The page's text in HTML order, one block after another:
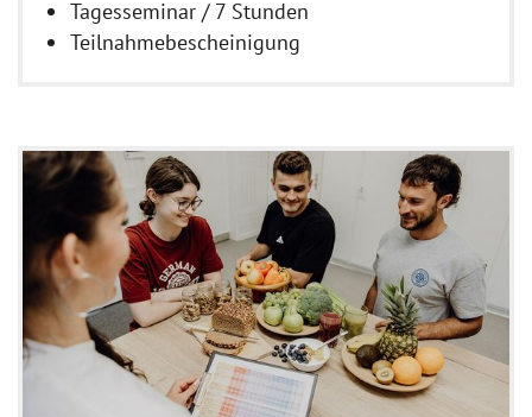
Tagesseminar / 7 Stunden
Teilnahmebescheinigung